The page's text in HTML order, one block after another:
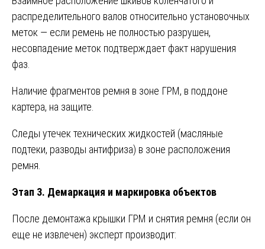
распределительного валов относительно установочных
меток — если ремень не полностью разрушен,
несовпадение меток подтверждает факт нарушения
фаз.
Наличие фрагментов ремня в зоне ГРМ, в поддоне
картера, на защите.
Следы утечек технических жидкостей (масляные
подтеки, разводы антифриза) в зоне расположения
ремня.
Этап 3. Демаркация и маркировка объектов
После демонтажа крышки ГРМ и снятия ремня (если он
еще не извлечен) эксперт производит: